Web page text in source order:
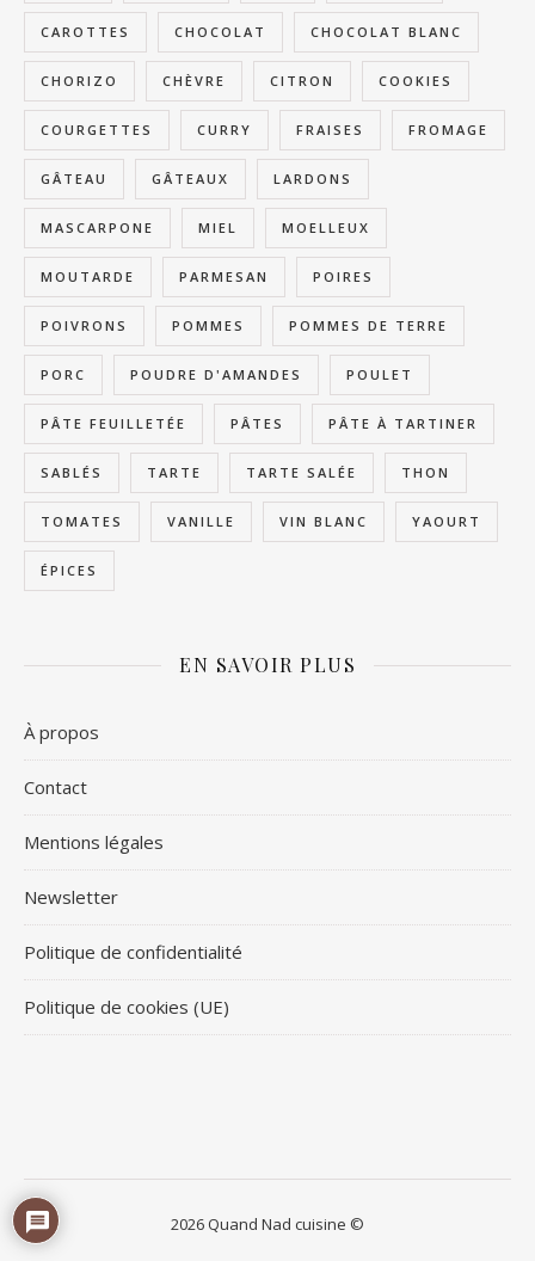
CAROTTES CHOCOLAT CHOCOLAT BLANC
CHORIZO CHÈVRE CITRON COOKIES
COURGETTES CURRY FRAISES FROMAGE
GÂTEAU GÂTEAUX LARDONS
MASCARPONE MIEL MOELLEUX
MOUTARDE PARMESAN POIRES
POIVRONS POMMES POMMES DE TERRE
PORC POUDRE D'AMANDES POULET
PÂTE FEUILLETÉE PÂTES PÂTE À TARTINER
SABLÉS TARTE TARTE SALÉE THON
TOMATES VANILLE VIN BLANC YAOURT
ÉPICES
EN SAVOIR PLUS
À propos
Contact
Mentions légales
Newsletter
Politique de confidentialité
Politique de cookies (UE)
2026 Quand Nad cuisine ©